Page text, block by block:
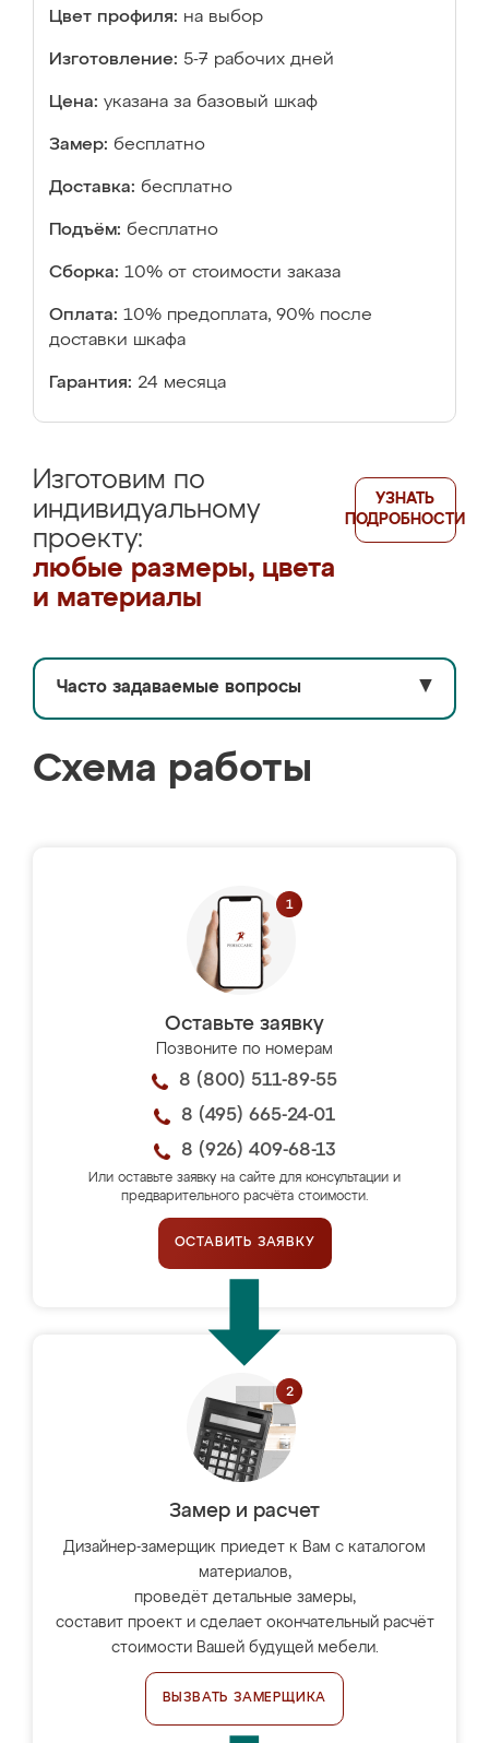
Цвет профиля: на выбор
Изготовление: 5-7 рабочих дней
Цена: указана за базовый шкаф
Замер: бесплатно
Доставка: бесплатно
Подъём: бесплатно
Сборка: 10% от стоимости заказа
Оплата: 10% предоплата, 90% после
доставки шкафа
Гарантия: 24 месяца
Изготовим по
индивидуальному
проекту:
любые размеры, цвета
и материалы
УЗНАТЬ
ПОДРОБНОСТИ
Часто задаваемые вопросы ▼
Схема работы
Оставьте заявку
Позвоните по номерам
8 (800) 511-89-55
8 (495) 665-24-01
8 (926) 409-68-13
Или оставьте заявку на сайте для консультации и
предварительного расчёта стоимости.
ОСТАВИТЬ ЗАЯВКУ
Замер и расчет
Дизайнер-замерщик приедет к Вам с каталогом
материалов,
проведёт детальные замеры,
составит проект и сделает окончательный расчёт
стоимости Вашей будущей мебели.
ВЫЗВАТЬ ЗАМЕРЩИКА